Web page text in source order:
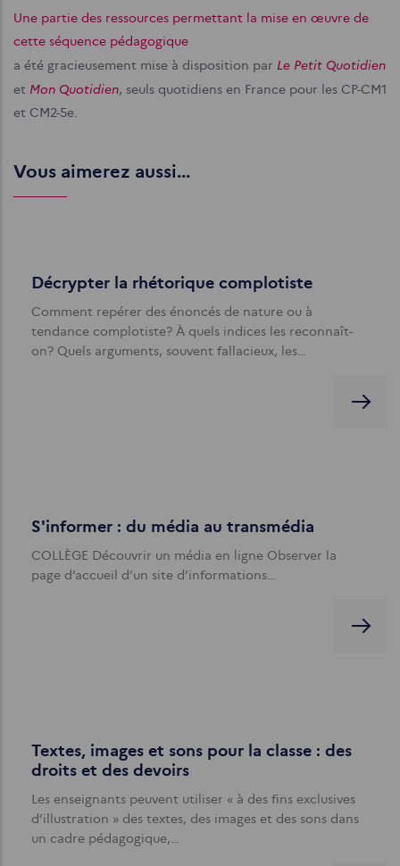
Une partie des ressources permettant la mise en œuvre de
cette séquence pédagogique
a été gracieusement mise à disposition par Le Petit Quotidien
et Mon Quotidien, seuls quotidiens en France pour les CP-CM1
et CM2-5e.
Vous aimerez aussi...
Décrypter la rhétorique complotiste
Comment repérer des énoncés de nature ou à
tendance complotiste? À quels indices les reconnaît-
on? Quels arguments, souvent fallacieux, les…
S'informer : du média au transmédia
COLLÈGE Découvrir un média en ligne Observer la
page d’accueil d’un site d’informations…
Textes, images et sons pour la classe : des
droits et des devoirs
Les enseignants peuvent utiliser « à des fins exclusives
d’illustration » des textes, des images et des sons dans
un cadre pédagogique,…